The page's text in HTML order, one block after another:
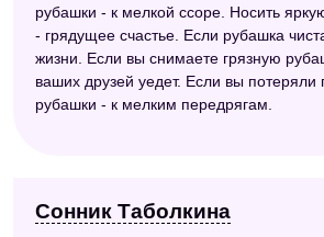
рубашки - к мелкой ссоре. Носить
- грядущее счастье. Если рубашка
жизни. Если вы снимаете грязную
ваших друзей уедет. Если вы потеряли
рубашки - к мелким передрягам.
Сонник Таболкина